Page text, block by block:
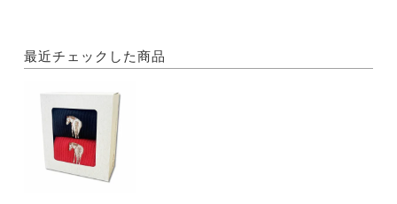
最近チェックした商品